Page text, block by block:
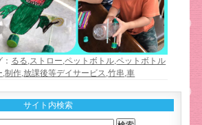
るる,ストロー,ペットボトル,ペットボトル
,制作,放課後等デイサービス,竹串,車
サイト内検索